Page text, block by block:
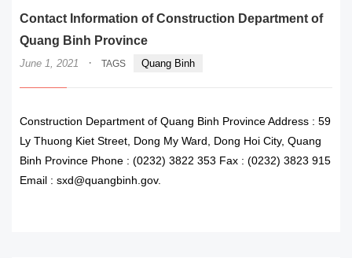
Contact Information of Construction Department of
Quang Binh Province
June 1, 2021 · TAGS Quang Binh
Construction Department of Quang Binh Province Address : 59
Ly Thuong Kiet Street, Dong My Ward, Dong Hoi City, Quang
Binh Province Phone : (0232) 3822 353 Fax : (0232) 3823 915
Email : sxd@quangbinh.gov.